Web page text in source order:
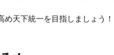
天下統一を目指しましょう！